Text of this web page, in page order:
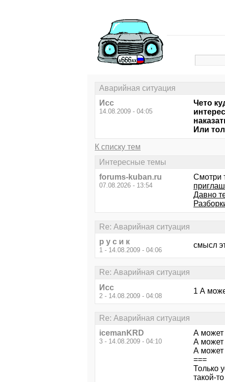
Аварийная ситуация
Исс
14.08.2009 - 04:05
Чето
Или
К списку тем
Интересные темы
forums-kuban.ru
07.08.2026 - 13:54
Смотри
Давно
Re: Аварийная ситуация
р у с и к
1 - 14.08.2009 - 04:06
смысл
Re: Аварийная ситуация
Исс
2 - 14.08.2009 - 04:08
1 А
Re: Аварийная ситуация
icemanKRD
3 - 14.08.2009 - 04:10
А может
А может
А может
===
Только
такой-